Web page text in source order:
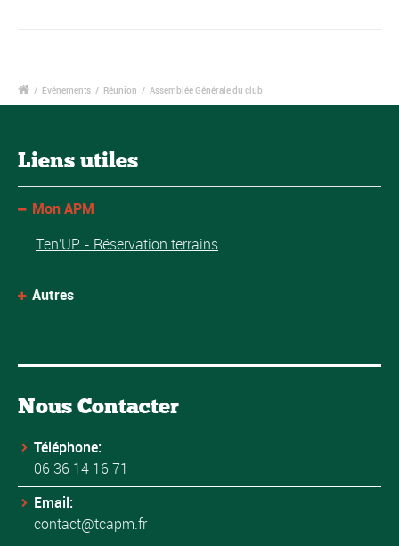
/ Événements / Réunion / Assemblée Générale du club
Liens utiles
Mon APM
Ten'UP - Réservation terrains
Autres
Nous Contacter
Téléphone:
06 36 14 16 71
Email:
contact@tcapm.fr